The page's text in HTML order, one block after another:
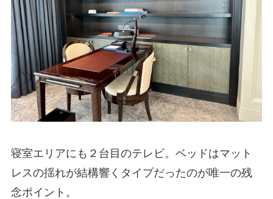
寝室エリアにも２台目のテレビ。ベッドはマット
レスの揺れが結構響くタイプだったのが唯一の残
念ポイント。